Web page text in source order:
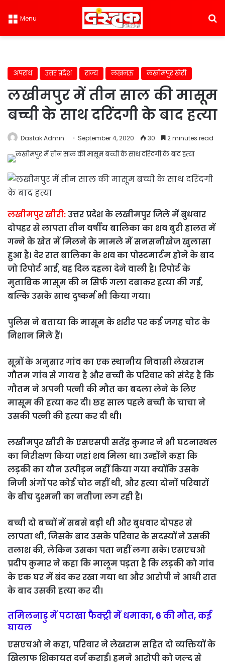
Menu
अपराध उत्तर प्रदेश राज्य लखनऊ लखीमपुर खेरी
लखीमपुर में तीन साल की मासूम
बच्ची के साथ दरिंदगी के बाद हत्या
Dastak Admin September 4, 2020 30 2 minutes read
लखीमपुर खीरी:उत्तर प्रदेश के लखीमपुर जिले में बुधवार
दोपहर से लापता तीन वर्षीय बालिका का शव बुरी हालत में
गन्ने के खेत में मिलने के मामले में सनसनीखेज खुलासा
हुआ है। देर रात बालिका के शव का पोस्टमार्टम होने के बाद
जो रिपोर्ट आई, वह दिल दहला देने वाली है। रिपोर्ट के
मुताबिक मासूम की न सिर्फ गला दबाकर हत्या की गई,
बल्कि उसके साथ दुष्कर्म भी किया गया।
पुलिस ने बताया कि मासूम के शरीर पर कई जगह चोट के
निशान मिले हैं।
सूत्रों के अनुसार गांव का एक स्थानीय निवासी लेखराम
गौतम गांव से गायब है और बच्ची के परिवार को संदेह है कि
गौतम ने अपनी पत्नी की मौत का बदला लेने के लिए
मासूम की हत्या कर दी। छह साल पहले बच्ची के चाचा ने
उसकी पत्नी की हत्या कर दी थी।
लखीमपुर खीरी के एसएसपी सतेंद्र कुमार ने भी घटनास्थल
का निरीक्षण किया जहां शव मिला था। उन्होंने कहा कि
लड़की का यौन उत्पीड़न नहीं किया गया क्योंकि उसके
निजी अंगों पर कोई चोट नहीं थी, और हत्या दोनों परिवारों
के बीच दुश्मनी का नतीजा लग रही है।
बच्ची दो बच्चों में सबसे बड़ी थी और बुधवार दोपहर से
लापता थी, जिसके बाद उसके परिवार के सदस्यों ने उसकी
तलाश की, लेकिन उसका पता नहीं लगा सके। एसएचओ
प्रदीप कुमार ने कहा कि मालूम पड़ता है कि लड़की को गांव
के एक घर में बंद कर रखा गया था और आरोपी ने आधी रात
के बाद उसकी हत्या कर दी।
तमिलनाडु में पटाखा फैक्ट्री में धमाका, 6 की मौत, कई
घायल
एसएचओ ने कहा, परिवार ने लेखराम सहित दो व्यक्तियों के
खिलाफ शिकायत दर्ज कराई। हमने आरोपी को जल्द से